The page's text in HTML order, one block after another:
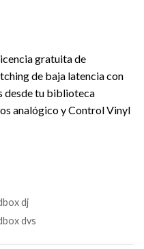
gratuita de
de baja latencia con
desde tu biblioteca
analógico y Control Vinyl
dj
dvs